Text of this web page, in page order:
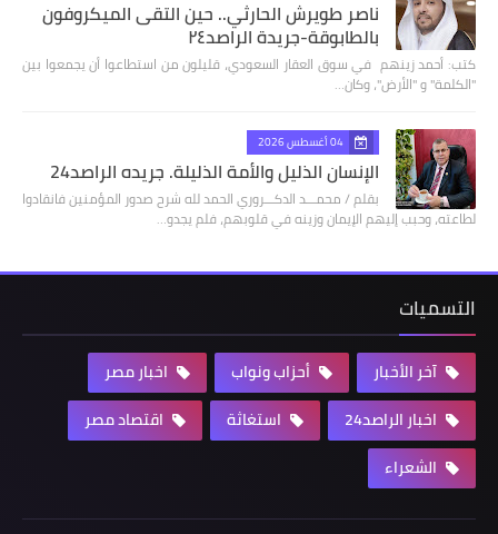
ناصر طويرش الحارثي.. حين التقى الميكروفون
بالطابوقة-جريدة الراصد٢٤
كتب: أحمد زينهم في سوق العقار السعودي، قليلون من استطاعوا أن يجمعوا بين
"الكلمة" و "الأرض"، وكان…
04 أغسطس 2026
الإنسان الذليل والأمة الذليلة. جريده الراصد24
بقلم / محمـــد الدكـــروري الحمد لله شرح صدور المؤمنين فانقادوا
لطاعته، وحبب إليهم الإيمان وزينه في قلوبهم، فلم يجدو…
التسميات
آخر الأخبار أحزاب ونواب
اخبار مصر
اخبار الراصد24
استغاثة
اقتصاد مصر
الشعراء